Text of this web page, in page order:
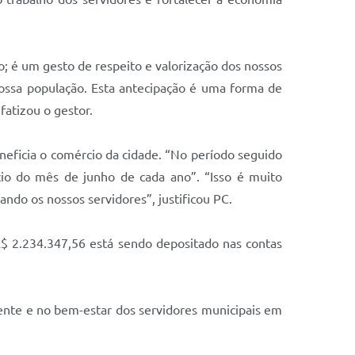
é um gesto de respeito e valorização dos nossos
população. Esta antecipação é uma forma de
o gestor.
o comércio da cidade. “No período seguido
do mês de junho de cada ano”. “Isso é muito
os nossos servidores”, justificou PC.
está sendo depositado nas contas
e no bem-estar dos servidores municipais em